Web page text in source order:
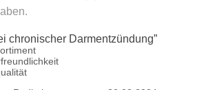
chronischer Darmentzündung”